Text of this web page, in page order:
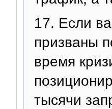
17. Если
призваны
время
тысячи